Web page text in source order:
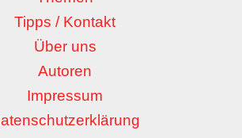
Tipps / Kontakt
Über uns
Autoren
Impressum